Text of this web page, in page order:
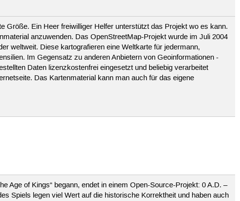
Größe. Ein Heer freiwilliger Helfer unterstützt das Projekt wo es kann.
anzuwenden. Das OpenStreetMap-Projekt wurde im Juli 2004
weltweit. Diese kartografieren eine Weltkarte für jedermann,
Im Gegensatz zu anderen Anbietern von Geoinformationen -
Daten lizenzkostenfrei eingesetzt und beliebig verarbeitet
Das Kartenmaterial kann man auch für das eigene
Age of Kings“ begann, endet in einem Open-Source-Projekt: 0 A.D. –
Spiels legen viel Wert auf die historische Korrektheit und haben auch